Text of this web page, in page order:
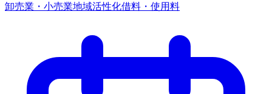
卸売業・小売業地域活性化借料・使用料